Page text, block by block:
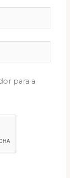
para a